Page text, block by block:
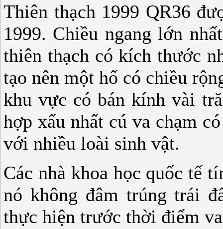
Thiên thạch 1999 QR36
1999. Chiều ngang lớn
thiên thạch có kích thước
tạo nên một hố có chiều
khu vực có bán kính vài
hợp xấu nhất cú va chạm
với nhiều loài sinh vật.
Các nhà khoa học quốc tế
nó không đâm trúng trái
thực hiện trước thời điểm